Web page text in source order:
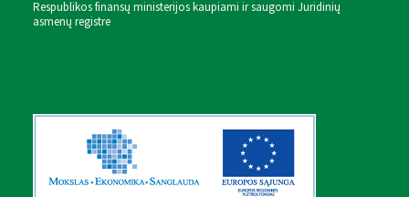
Respublikos finansų ministerijos kaupiami ir saugomi Juridinių
asmenų registre